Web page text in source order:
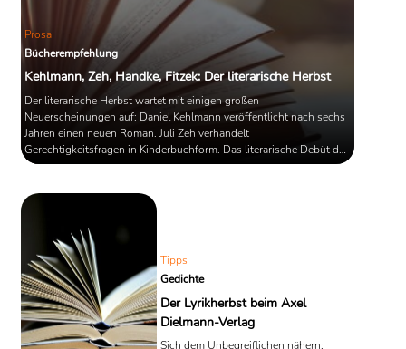
Prosa
Bücherempfehlung
Kehlmann, Zeh, Handke, Fitzek: Der literarische Herbst
Der literarische Herbst wartet mit einigen großen
Neuerscheinungen auf: Daniel Kehlmann veröffentlicht nach sechs
Jahren einen neuen Roman. Juli Zeh verhandelt
Gerechtigkeitsfragen in Kinderbuchform. Das literarische Debüt der
Literaturnobelpreisträgerin Annie Ernaux erscheint endlich auf
Tipps
Gedichte
Der Lyrikherbst beim Axel
Dielmann-Verlag
Sich dem Unbegreiflichen nähern;